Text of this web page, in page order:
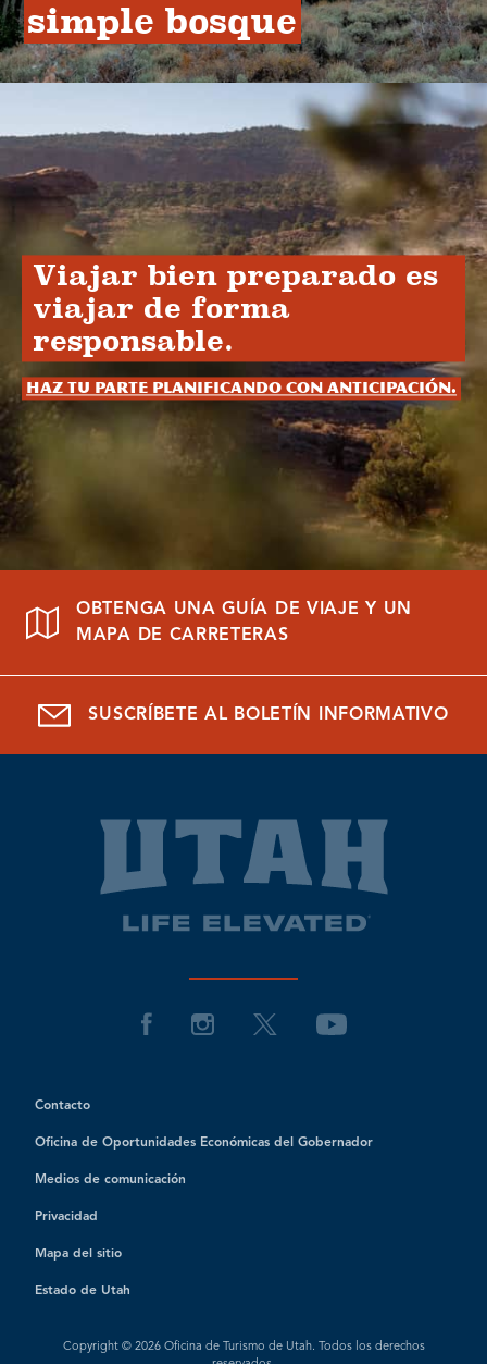
simple bosque
Viajar bien preparado es
viajar de forma
responsable.
Haz tu parte planificando con anticipación.
OBTENGA UNA GUÍA DE VIAJE Y UN
MAPA DE CARRETERAS
SUSCRÍBETE AL BOLETÍN INFORMATIVO
Contacto
Oficina de Oportunidades Económicas del Gobernador
Medios de comunicación
Privacidad
Mapa del sitio
Estado de Utah
Copyright © 2026 Oficina de Turismo de Utah. Todos los derechos